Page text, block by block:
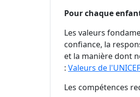
Pour chaque
Les valeurs
confiance, la
et la manière dont
: Valeurs de l'UNICEF
Les compétences